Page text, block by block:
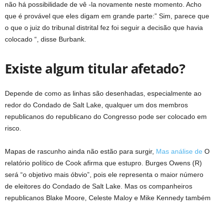
não há possibilidade de vê -la novamente neste momento. Acho
que é provável que eles digam em grande parte:” Sim, parece que
o que o juiz do tribunal distrital fez foi seguir a decisão que havia
colocado “, disse Burbank.
Existe algum titular afetado?
Depende de como as linhas são desenhadas, especialmente ao
redor do Condado de Salt Lake, qualquer um dos membros
republicanos do republicano do Congresso pode ser colocado em
risco.
Mapas de rascunho ainda não estão para surgir, Mas análise de O
relatório político de Cook afirma que estupro. Burges Owens (R)
será “o objetivo mais óbvio”, pois ele representa o maior número
de eleitores do Condado de Salt Lake. Mas os companheiros
republicanos Blake Moore, Celeste Maloy e Mike Kennedy também